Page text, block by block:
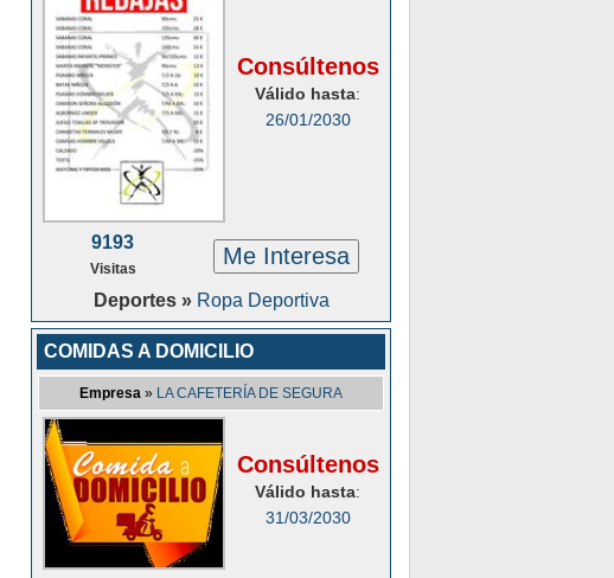
Consúltenos
Válido hasta:
26/01/2030
9193
Visitas Me Interesa
Deportes » Ropa Deportiva
COMIDAS A DOMICILIO
Empresa » LA CAFETERÍA DE SEGURA
Consúltenos
Válido hasta:
31/03/2030